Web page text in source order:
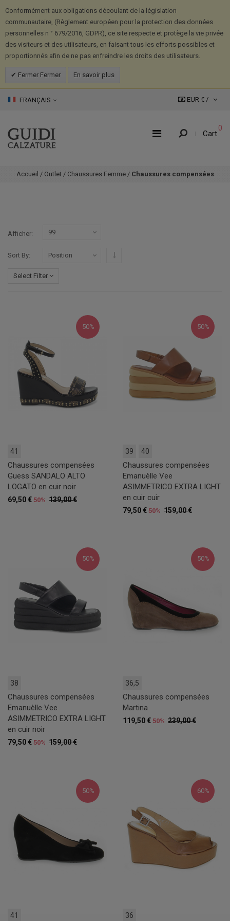
Conformément aux obligations découlant de la législation
communautaire, (Règlement européen pour la protection des données
personnelles n ° 679/2016, GDPR), ce site respecte et protège la vie privée
des visiteurs et des utilisateurs, en faisant tous les efforts possibles et
proportionnés afin de ne pas enfreindre les droits des utilisateurs.
Fermer Fermer En savoir plus
FRANÇAIS EUR € /
Cart
0
Accueil / Outlet / Chaussures Femme / Chaussures compensées
Afficher
Sort By
Select Filter
50%
41
Chaussures compensées
Guess SANDALO ALTO
LOGATO en cuir noir
139,00 €
69,50 € 50%
50%
39 40
Chaussures compensées
Emanuèlle Vee
ASIMMETRICO EXTRA LIGHT
en cuir cuir
159,00 €
79,50 € 50%
50%
38
Chaussures compensées
Emanuèlle Vee
ASIMMETRICO EXTRA LIGHT
en cuir noir
159,00 €
79,50 € 50%
50%
36,5
Chaussures compensées
Martina
239,00 €
119,50 € 50%
50%
41
60%
36